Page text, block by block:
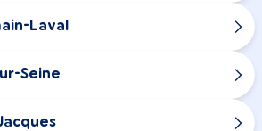
Laval
Seine